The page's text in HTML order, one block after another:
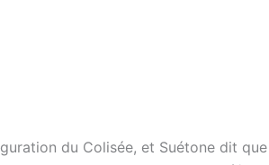
du Colisée, et Suétone dit